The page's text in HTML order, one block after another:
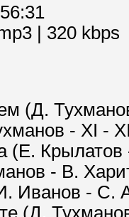
| 320 kbps
(Д.
- XI -
(Е.
- В.
Иванов - С.
(Д.